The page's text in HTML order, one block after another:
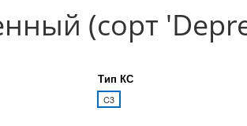
(сорт
Тип КС
C3